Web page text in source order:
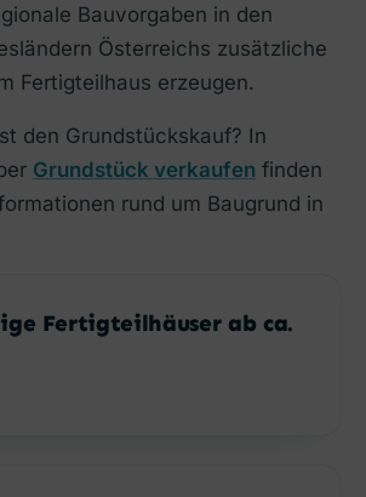
Bauvorgaben in den
Österreichs zusätzliche
Fertigteilhaus erzeugen.
den Grundstückskauf? In
Grundstück verkaufen finden
rund um Baugrund in
Fertigteilhäuser ab ca.